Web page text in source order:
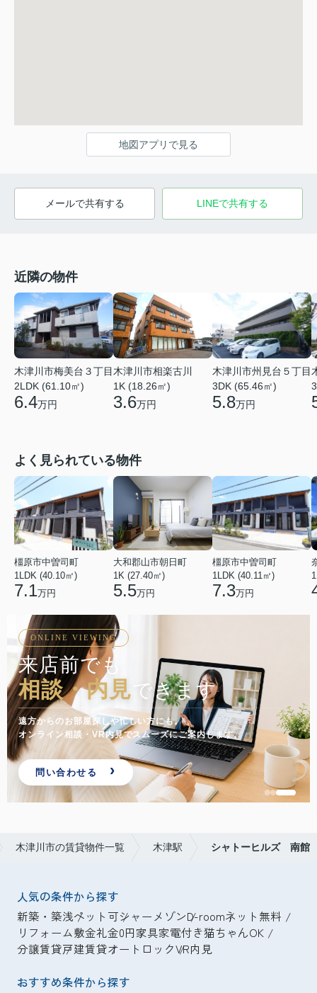
地図アプリで見る
メールで共有する LINEで共有する
近隣の物件
木津川市梅美台３丁目
2LDK (61.10㎡)
6.4万円
木津川市相楽古川
1K (18.26㎡)
3.6万円
木津川市州見台５丁目
3DK (65.46㎡)
5.8万円
よく見られている物件
橿原市中曽司町
1LDK (40.10㎡)
7.1万円
大和郡山市朝日町
1K (27.40㎡)
5.5万円
橿原市中曽司町
1LDK (40.11㎡)
7.3万円
ONLINE VIEWING
来店前でも
相談・内見 できます
遠方からのお部屋探しや忙しい方にも。
オンライン相談・VR内見でスムーズにご案内します。
問い合わせる
木津川市の賃貸物件一覧 木津駅 シャトーヒルズ 南館
人気の条件から探す
新築・築浅ペット可シャーメゾンD-roomネット無料
リフォーム敷金礼金0円家具家電付き猫ちゃんOK
分譲賃貸戸建賃貸オートロックVR内見
おすすめ条件から探す